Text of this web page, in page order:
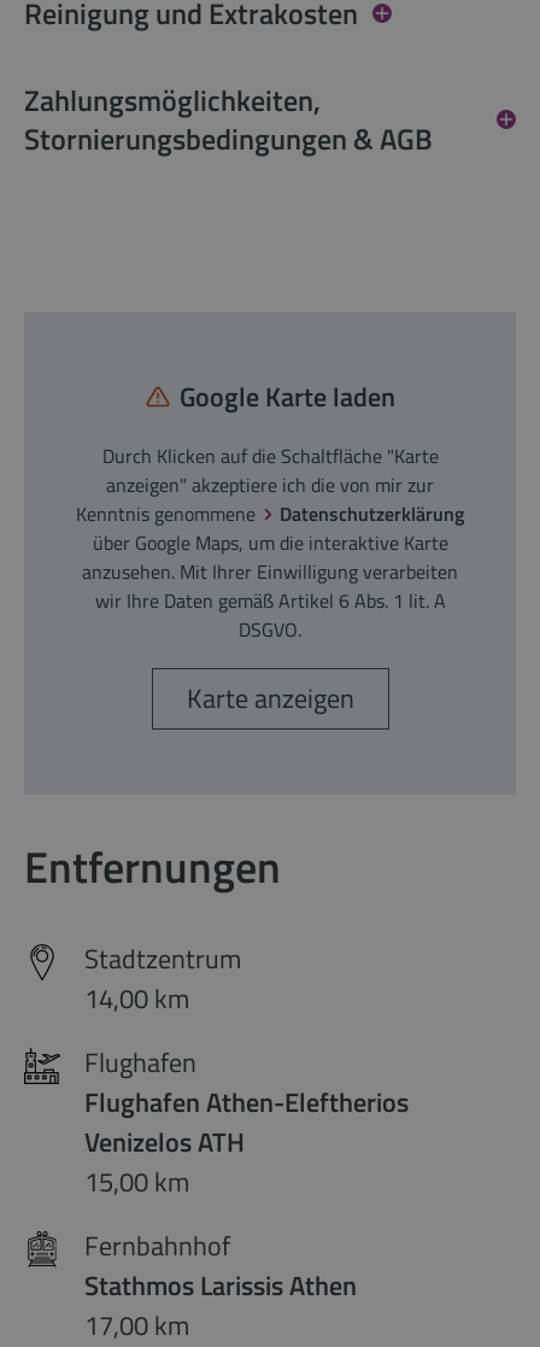
Reinigung und Extrakosten
Zahlungsmöglichkeiten,
Stornierungsbedingungen & AGB
Google Karte laden
Durch Klicken auf die Schaltfläche "Karte
anzeigen" akzeptiere ich die von mir zur
Kenntnis genommene
Datenschutzerklärung
über Google Maps, um die interaktive Karte
anzusehen. Mit Ihrer Einwilligung verarbeiten
wir Ihre Daten gemäß Artikel 6 Abs. 1 lit. A
DSGVO.
Karte anzeigen
Entfernungen
Stadtzentrum
14,00 km
Flughafen
Flughafen Athen-Eleftherios
Venizelos ATH
15,00 km
Fernbahnhof
Stathmos Larissis Athen
17,00 km